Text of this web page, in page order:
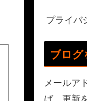
プライバ
ブログ
メールア